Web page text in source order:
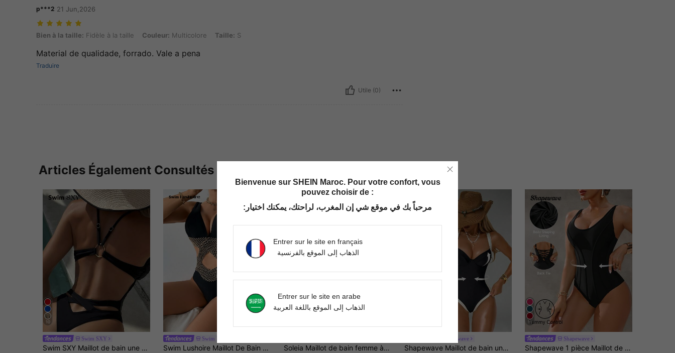
p***2 21 Jun,2026
Bien à la taille: Fidèle à la taille, Couleur: Multicolore, Taille: S
Bien à la taille: Fidèle à la taille Couleur: Multicolore Taille: S
Material de qualidade, forrado. Vale a pena
Traduire
Utile (0)
Articles Également Consultés
10
Swim SXY
Swim SXY Maillot de bain une pièce, décolleté en V profond, bretelles fines, dos nu, ajouré, culotte tanga, convient pour la plage et l'été
Swim Lushoire
Swim Lushoire Maillot De Bain Une Pièce Évidé Panel Bloc Couleur Soleia Maillot de bain femme à col ras-du-cou avec nœud, motif rayé rétro bicolore, design avant creux en forme de goutte d'eau, sexy et à la mode
Shapewave
Shapewave Maillot de bain une pièce avec contrôle du ventre et découpe latérale pour femmes, push-up, amincissant, marron et beige
11
Shapewave
Shapewave 1 pièce Maillot de bain une-pièce monokini avec contrôle du ventre et push-up pour femmes, bleu foncé, élégant et décontracté pour le printemps/été, les vacances, la plage, les fêtes, les festivals de musique
Bienvenue sur SHEIN Maroc. Pour votre confort, vous
pouvez choisir de :
مرحباً بك في موقع شي إن المغرب، لراحتك، يمكنك اختيار:
Entrer sur le site en français
الذهاب إلى الموقع بالفرنسية
Entrer sur le site en arabe
الذهاب إلى الموقع باللغة العربية